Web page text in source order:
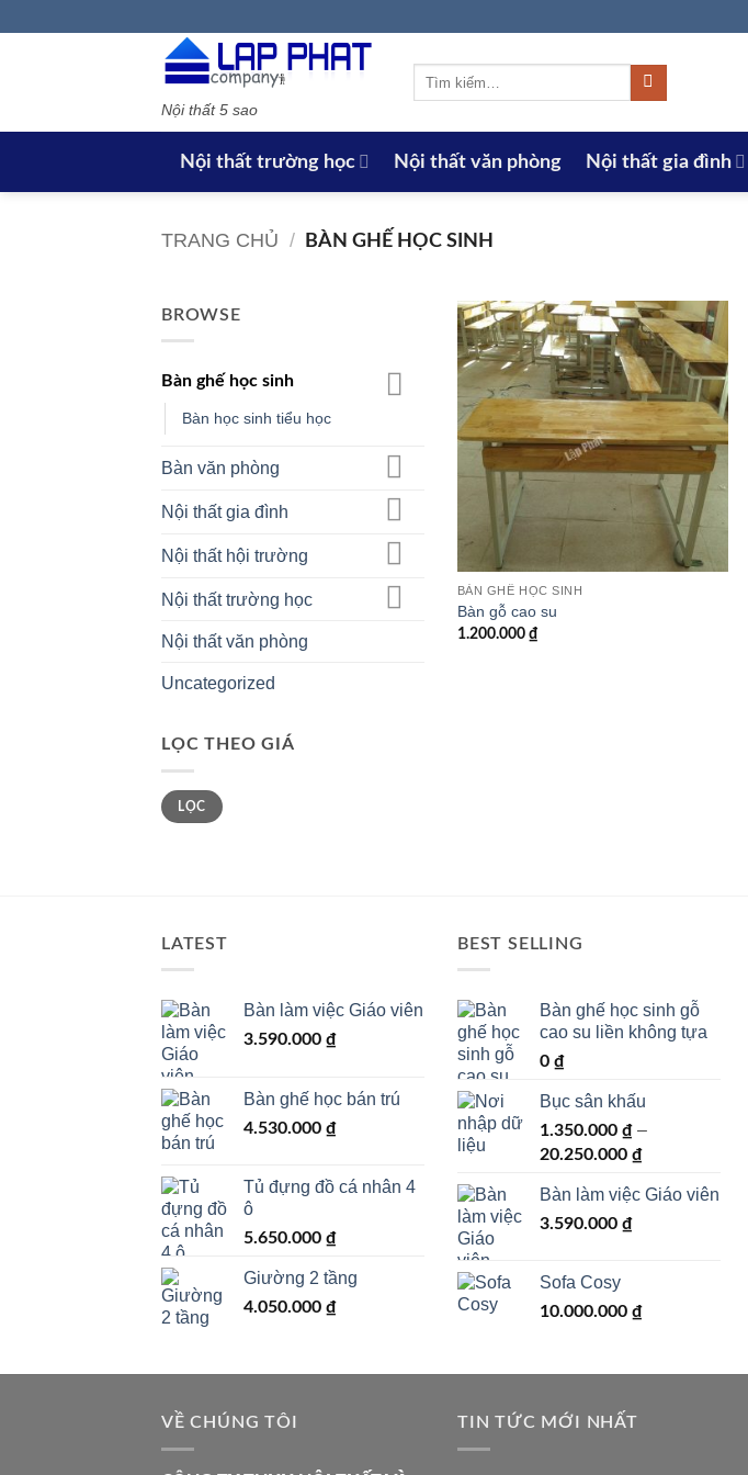
Nội thất 5 sao
Nội thất trường học Nội thất văn phòng Nội thất gia đình
TRANG CHỦ / BÀN GHẾ HỌC SINH
BROWSE
Bàn ghế học sinh
Bàn học sinh tiểu học
Bàn văn phòng
Nội thất gia đình
Nội thất hội trường
Nội thất trường học
Nội thất văn phòng
Uncategorized
LỌC THEO GIÁ
Giá
tối
thiểu
Giá
tối
đa
LỌC
BÀN GHẾ HỌC SINH
Bàn gỗ cao su
1.200.000 ₫
LATEST
Bàn làm việc Giáo viên
3.590.000 ₫
Bàn ghế học bán trú
4.530.000 ₫
Tủ đựng đồ cá nhân 4
ô
5.650.000 ₫
Giường 2 tầng
4.050.000 ₫
BEST SELLING
Bàn ghế học sinh gỗ
cao su liền không tựa
0 ₫
Bục sân khấu
1.350.000 ₫ –
20.250.000 ₫Khoảng
từ
Bàn làm việc Giáo viên
3.590.000 ₫
Sofa Cosy
10.000.000 ₫
VỀ CHÚNG TÔI TIN TỨC MỚI NHẤT